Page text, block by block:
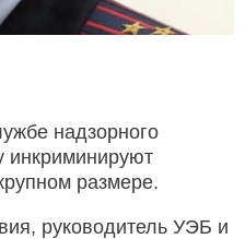
надзорного
инкриминируют
размере.
руководитель УЭБ и